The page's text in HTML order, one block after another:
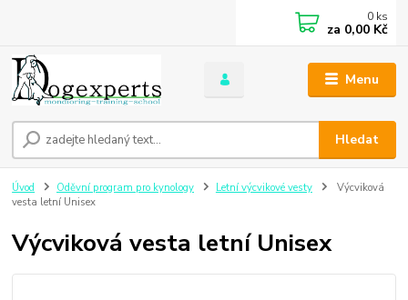
Menu
Hledat
0 ks
za 0,00 Kč
Úvod Oděvní program pro kynology Letní výcvikové vesty
Výcviková
vesta letní Unisex
Výcviková vesta letní Unisex